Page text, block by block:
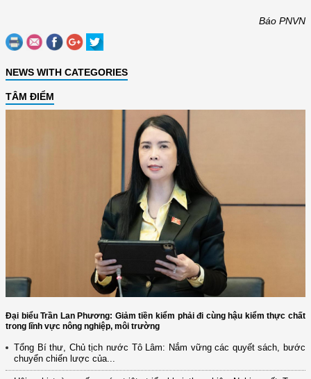
Báo PNVN
NEWS WITH CATEGORIES
TÂM ĐIỂM
Đại biểu Trần Lan Phương: Giảm tiền kiểm phải đi cùng hậu kiểm thực chất
trong lĩnh vực nông nghiệp, môi trường
Tổng Bí thư, Chủ tịch nước Tô Lâm: Nắm vững các quyết sách, bước
chuyển chiến lược của...